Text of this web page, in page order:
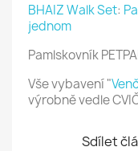
BHAIZ Walk Set:
jednom
Pamlskovník
Vše vybavení "
výrobně vedle
Sdílet